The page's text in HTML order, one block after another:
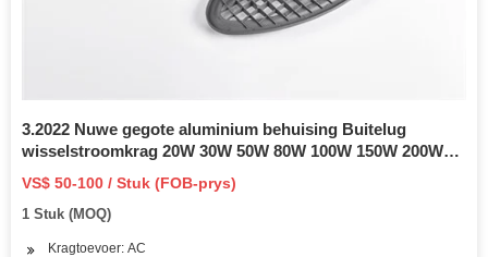
3.2022 Nuwe gegote aluminium behuising Buitelug
wisselstroomkrag 20W 30W 50W 80W 100W 150W 200W
250W met IP66 Waterdigte LED Straatlig
VS$ 50-100 / Stuk (FOB-prys)
1 Stuk (MOQ)
Kragtoevoer: AC